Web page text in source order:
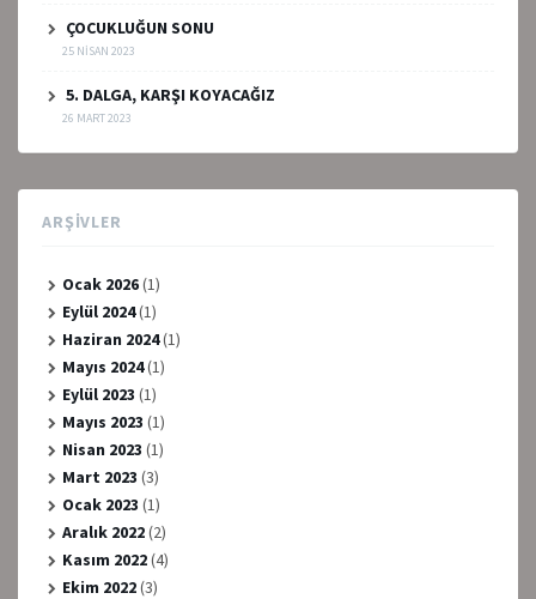
ÇOCUKLUĞUN SONU
25 NISAN 2023
5. DALGA, KARŞI KOYACAĞIZ
26 MART 2023
ARŞIVLER
Ocak 2026(1)
Eylül 2024(1)
Haziran 2024(1)
Mayıs 2024(1)
Eylül 2023 (1)
Mayıs 2023 (1)
Nisan 2023 (1)
Mart 2023 (3)
Ocak 2023 (1)
Aralık 2022(2)
Kasım 2022(4)
Ekim 2022(3)